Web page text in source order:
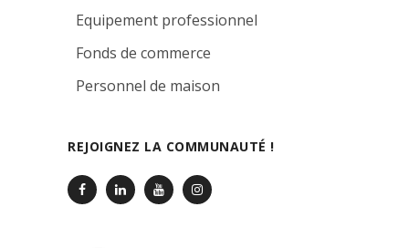
Equipement professionnel
Fonds de commerce
Personnel de maison
REJOIGNEZ LA COMMUNAUTÉ !